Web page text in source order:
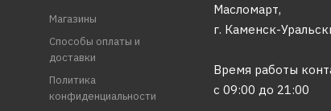
Магазины
Способы оплаты и
доставки
Политика
конфиденциальности
Масломарт,
г. Каменск-
Время работы
с 09:00 до 21:00